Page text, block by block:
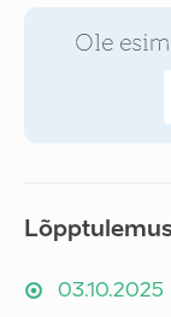
Ole
03.10.2025